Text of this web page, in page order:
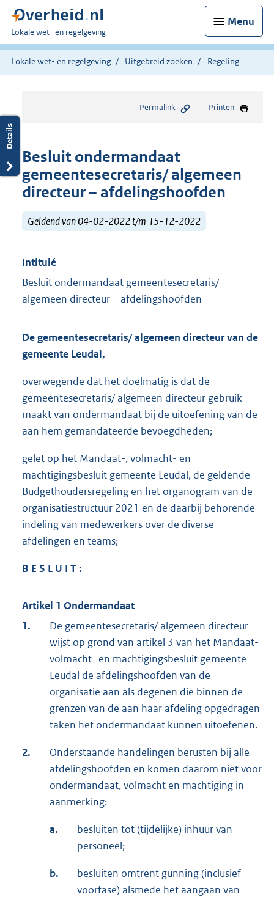
Menu
U
bent
hier:
Lokale wet- en regelgeving
Lokale wet- en regelgeving Uitgebreid zoeken Regeling
Permalink Printen
Besluit ondermandaat
gemeentesecretaris/ algemeen
directeur – afdelingshoofden
Geldend van 04-02-2022 t/m 15-12-2022
Intitulé
Besluit ondermandaat gemeentesecretaris/
algemeen directeur – afdelingshoofden
De gemeentesecretaris/ algemeen directeur van de
gemeente Leudal,
overwegende dat het doelmatig is dat de
gemeentesecretaris/ algemeen directeur gebruik
maakt van ondermandaat bij de uitoefening van de
aan hem gemandateerde bevoegdheden;
gelet op het Mandaat-, volmacht- en
machtigingsbesluit gemeente Leudal, de geldende
Budgethoudersregeling en het organogram van de
organisatiestructuur 2021 en de daarbij behorende
indeling van medewerkers over de diverse
afdelingen en teams;
B E S L U I T :
Artikel 1 Ondermandaat
1.
De gemeentesecretaris/ algemeen directeur
wijst op grond van artikel 3 van het Mandaat-
volmacht- en machtigingsbesluit gemeente
Leudal de afdelingshoofden van de
organisatie aan als degenen die binnen de
grenzen van de aan haar afdeling opgedragen
taken het ondermandaat kunnen uitoefenen.
2.
Onderstaande handelingen berusten bij alle
afdelingshoofden en komen daarom niet voor
ondermandaat, volmacht en machtiging in
aanmerking:
a.
besluiten tot (tijdelijke) inhuur van
personeel;
b.
besluiten omtrent gunning (inclusief
voorfase) alsmede het aangaan van